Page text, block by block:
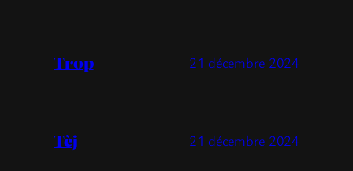
Trop 21 décembre 2024
Tèj 21 décembre 2024